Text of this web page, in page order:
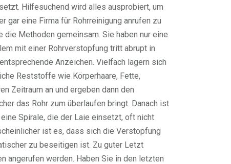
Hilfesuchend wird alles ausprobiert, um
gar eine Firma für Rohrreinigung anrufen zu
die Methoden gemeinsam. Sie haben nur eine
mit einer Rohrverstopfung tritt abrupt in
Anzeichen. Vielfach lagern sich
Reststoffe wie Körperhaare, Fette,
Zeitraum an und ergeben dann den
das Rohr zum überlaufen bringt. Danach ist
Spirale, die der Laie einsetzt, oft nicht
ist es, dass sich die Verstopfung
zu beseitigen ist. Zu guter Letzt
angerufen werden. Haben Sie in den letzten